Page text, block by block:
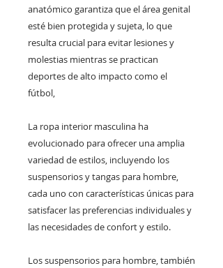
anatómico garantiza que el área genital
esté bien protegida y sujeta, lo que
resulta crucial para evitar lesiones y
molestias mientras se practican
deportes de alto impacto como el
fútbol,
La ropa interior masculina ha
evolucionado para ofrecer una amplia
variedad de estilos, incluyendo los
suspensorios y tangas para hombre,
cada uno con características únicas para
satisfacer las preferencias individuales y
las necesidades de confort y estilo.
Los suspensorios para hombre, también